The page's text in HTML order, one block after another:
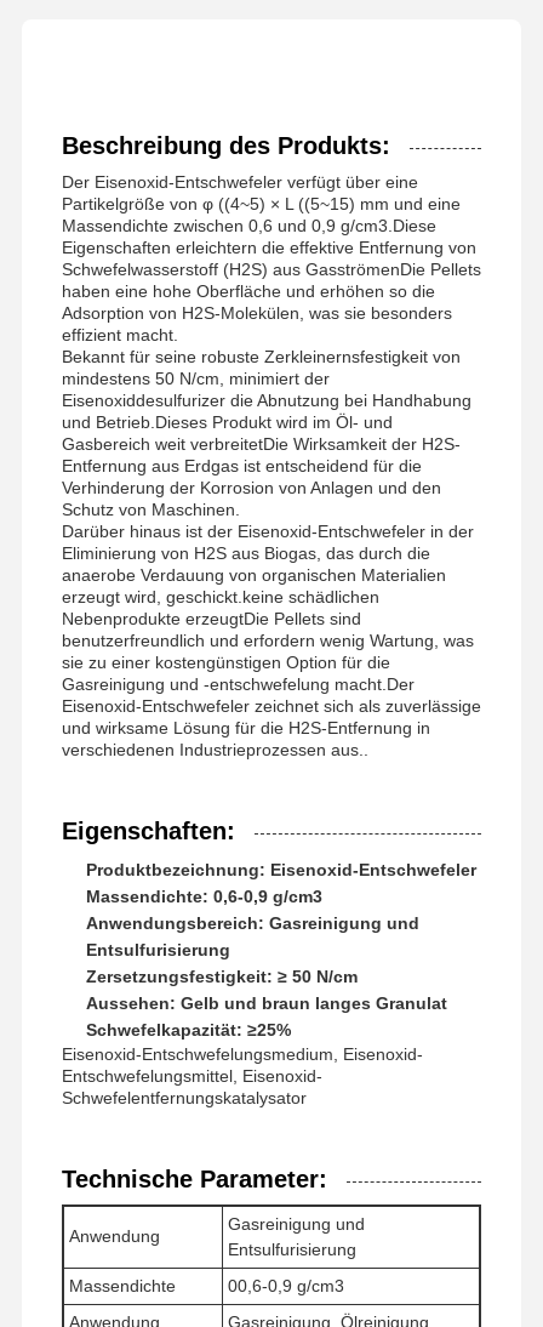
Produkte Videos
Beschreibung des Produkts:
Der Eisenoxid-Entschwefeler verfügt über eine
Partikelgröße von φ ((4~5) × L ((5~15) mm und eine
Massendichte zwischen 0,6 und 0,9 g/cm3.Diese
Eigenschaften erleichtern die effektive Entfernung von
Schwefelwasserstoff (H2S) aus GasströmenDie Pellets
haben eine hohe Oberfläche und erhöhen so die
Adsorption von H2S-Molekülen, was sie besonders
effizient macht.
Bekannt für seine robuste Zerkleinernsfestigkeit von
mindestens 50 N/cm, minimiert der
Eisenoxiddesulfurizer die Abnutzung bei Handhabung
und Betrieb.Dieses Produkt wird im Öl- und
Gasbereich weit verbreitetDie Wirksamkeit der H2S-
Entfernung aus Erdgas ist entscheidend für die
Verhinderung der Korrosion von Anlagen und den
Schutz von Maschinen.
Darüber hinaus ist der Eisenoxid-Entschwefeler in der
Eliminierung von H2S aus Biogas, das durch die
anaerobe Verdauung von organischen Materialien
erzeugt wird, geschickt.keine schädlichen
Nebenprodukte erzeugtDie Pellets sind
benutzerfreundlich und erfordern wenig Wartung, was
sie zu einer kostengünstigen Option für die
Gasreinigung und -entschwefelung macht.Der
Eisenoxid-Entschwefeler zeichnet sich als zuverlässige
und wirksame Lösung für die H2S-Entfernung in
verschiedenen Industrieprozessen aus..
Eigenschaften:
Produktbezeichnung: Eisenoxid-Entschwefeler
Massendichte: 0,6-0,9 g/cm3
Anwendungsbereich: Gasreinigung und
Entsulfurisierung
Zersetzungsfestigkeit: ≥ 50 N/cm
Aussehen: Gelb und braun langes Granulat
Schwefelkapazität: ≥25%
Eisenoxid-Entschwefelungsmedium, Eisenoxid-
Entschwefelungsmittel, Eisenoxid-
Schwefelentfernungskatalysator
Technische Parameter:
Anwendung
Gasreinigung und
Entsulfurisierung
Massendichte
00,6-0,9 g/cm3
Anwendung
Gasreinigung, Ölreinigung